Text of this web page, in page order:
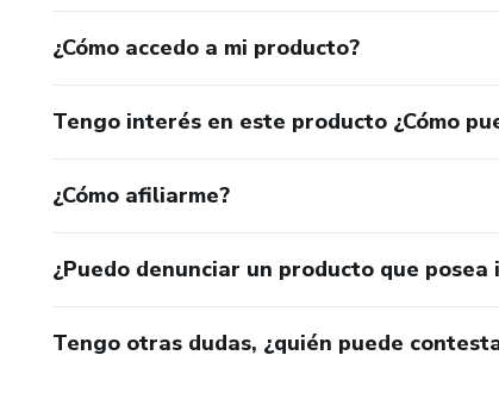
¿Cómo accedo a mi producto?
Tengo interés en este producto ¿Cómo
¿Cómo afiliarme?
¿Puedo denunciar un producto que
Tengo otras dudas, ¿quién puede